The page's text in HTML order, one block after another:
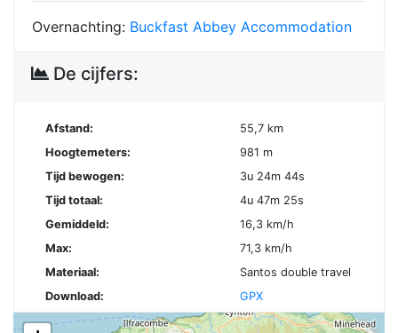
Overnachting: Buckfast Abbey Accommodation
De cijfers:
Afstand:
55,7 km
Hoogtemeters:
981 m
Tijd bewogen:
3u 24m 44s
Tijd totaal:
4u 47m 25s
Gemiddeld:
16,3 km/h
Max:
71,3 km/h
Materiaal:
Santos double travel
Download:
GPX